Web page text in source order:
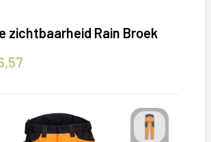
zichtbaarheid Rain Broek